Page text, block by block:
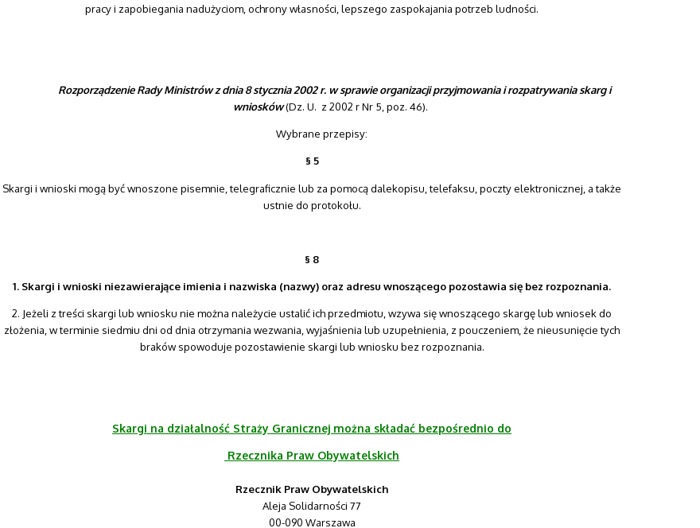
pracy i zapobiegania nadużyciom, ochrony własności, lepszego zaspokajania potrzeb ludności.
Rozporządzenie Rady Ministrów z dnia 8 stycznia 2002 r. w sprawie organizacji przyjmowania i rozpatrywania skarg i
wniosków(Dz. U. z 2002 r Nr 5, poz. 46).
Wybrane przepisy:
§ 5
Skargi i wnioski mogą być wnoszone pisemnie, telegraficznie lub za pomocą dalekopisu, telefaksu, poczty elektronicznej, a także
ustnie do protokołu.
§ 8
1. Skargi i wnioski niezawierające imienia i nazwiska (nazwy) oraz adresu wnoszącego pozostawia się bez rozpoznania.
2. Jeżeli z treści skargi lub wniosku nie można należycie ustalić ich przedmiotu, wzywa się wnoszącego skargę lub wniosek do
złożenia, w terminie siedmiu dni od dnia otrzymania wezwania, wyjaśnienia lub uzupełnienia, z pouczeniem, że nieusunięcie tych
braków spowoduje pozostawienie skargi lub wniosku bez rozpoznania.
Skargi na działalność Straży Granicznej można składać bezpośrednio do
Rzecznika Praw Obywatelskich
Rzecznik Praw Obywatelskich
Aleja Solidarności 77
00-090 Warszawa